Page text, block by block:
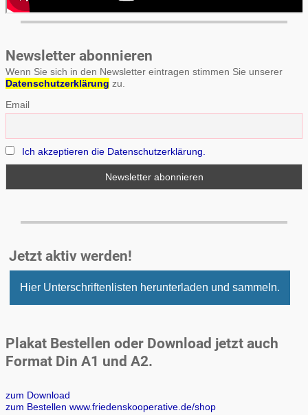
Newsletter abonnieren
Wenn Sie sich in den Newsletter eintragen stimmen Sie unserer
Datenschutzerklärung zu.
Email
Ich akzeptieren die Datenschutzerklärung.
Jetzt aktiv werden!
Hier Unterschriftenlisten herunterladen und sammeln.
Plakat Bestellen oder Download jetzt auch
Format Din A1 und A2.
zum Download
zum Bestellen www.friedenskooperative.de/shop